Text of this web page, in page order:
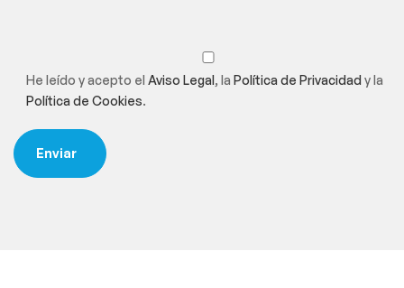
He leído y acepto el Aviso Legal, la Política de Privacidady la
Política de Cookies.